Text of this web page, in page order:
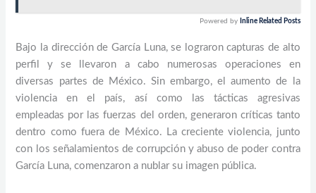
Powered by Inline Related Posts
Bajo la dirección de García Luna, se lograron capturas de alto
perfil y se llevaron a cabo numerosas operaciones en
diversas partes de México. Sin embargo, el aumento de la
violencia en el país, así como las tácticas agresivas
empleadas por las fuerzas del orden, generaron críticas tanto
dentro como fuera de México. La creciente violencia, junto
con los señalamientos de corrupción y abuso de poder contra
García Luna, comenzaron a nublar su imagen pública.